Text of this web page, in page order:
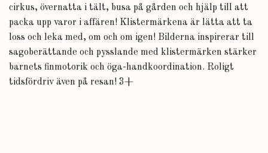
cirkus, övernatta i tält, busa på gården och hjälp till att
packa upp varor i affären! Klistermärkena är lätta att ta
loss och leka med, om och om igen! Bilderna inspirerar till
sagoberättande och pysslande med klistermärken stärker
barnets finmotorik och öga-handkoordination. Roligt
tidsfördriv även på resan! 3+